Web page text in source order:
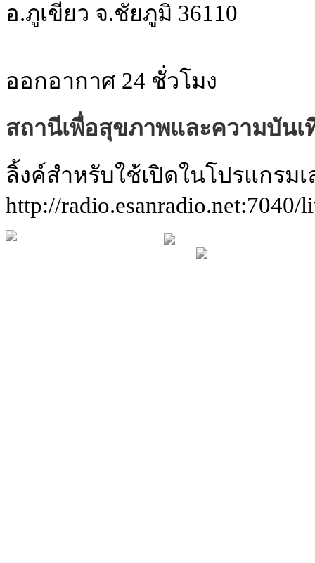
อ.ภูเขียว จ.ชัยภูมิ 36110
ออกอากาศ 24 ชั่วโมง
สถานีเพื่อสุขภาพและความบันเ
ลิ้งค์สำหรับใช้เปิดในโปรแกรมเ
http://radio.esanradio.net:7040/